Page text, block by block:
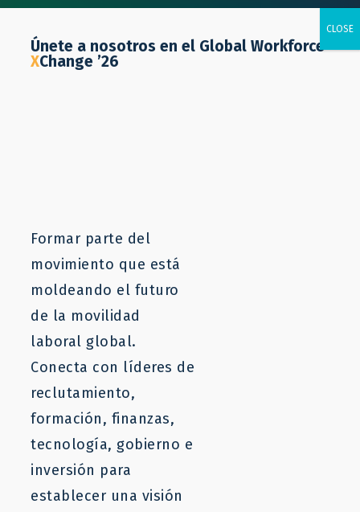
Únete a nosotros en el Global Workforce
XChange ’26
Formar parte del
movimiento que está
moldeando el futuro
de la movilidad
laboral global.
Conecta con líderes de
reclutamiento,
formación, finanzas,
tecnología, gobierno e
inversión para
establecer una visión